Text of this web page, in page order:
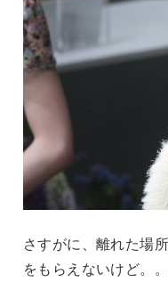
さすがに、離れた場
をもらえないけど。